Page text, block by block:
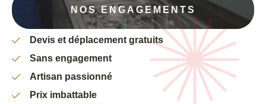
NOS ENGAGEMENTS
Devis et déplacement gratuits
Sans engagement
Artisan passionné
Prix imbattable